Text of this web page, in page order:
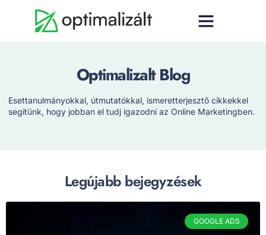
Optimalizalt Blog
Esettanulmányokkal, útmutatókkal, ismeretterjesztő cikkekkel
segítünk, hogy jobban el tudj igazodni az Online Marketingben.
Legújabb bejegyzések
GOOGLE ADS